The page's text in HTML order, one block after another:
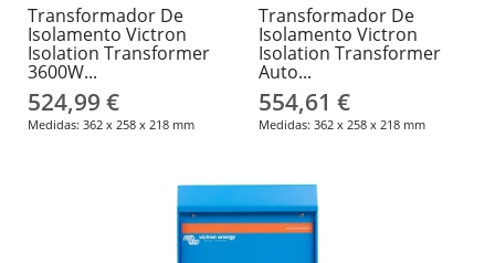
Transformador De
Isolamento Victron
Isolation Transformer
3600W...
524,99 €
Medidas: 362 x 258 x 218 mm
Transformador De
Isolamento Victron
Isolation Transformer
Auto...
554,61 €
Medidas: 362 x 258 x 218 mm